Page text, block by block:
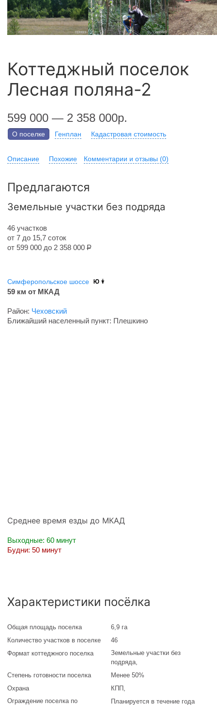
Коттеджный поселок
Лесная поляна-2
599 000 — 2 358 000р.
О поселке Генплан Кадастровая стоимость
Описание Похожие Комментарии и отзывы (0)
Предлагаются
Земельные участки без подряда
46 участков
от 7 до 15,7 соток
от 599 000 до 2 358 000 Р
Симферопольское шоссе
59 км от МКАД
Район: Чеховский
Ближайший населенный пункт: Плешкино
Среднее время езды до МКАД
Выходные: 60 минут
Будни: 50 минут
Характеристики посёлка
Общая площадь поселка
6,9 га
Количество участков в поселке
46
Формат коттеджного поселка
Земельные участки без
подряда,
Степень готовности поселка
Менее 50%
Охрана
КПП,
Ограждение поселка по
Планируется в течение года